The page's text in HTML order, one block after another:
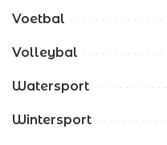
Voetbal
Volleybal
Watersport
Wintersport